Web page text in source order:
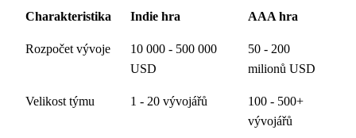
Charakteristika Indie hra AAA hra
Rozpočet vývoje
10 000 - 500 000
USD
50 - 200
milionů USD
Velikost týmu 1 - 20 vývojářů
100 - 500+
vývojářů